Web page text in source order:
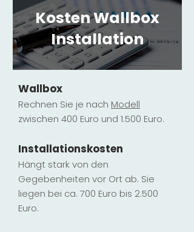
Kosten Wallbox
Installation
Wallbox
Rechnen Sie je nach Modell
zwischen 400 Euro und 1.500 Euro.
Installationskosten
Hängt stark von den
Gegebenheiten vor Ort ab. Sie
liegen bei ca. 700 Euro bis 2.500
Euro.